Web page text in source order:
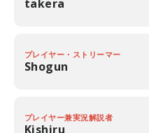
takera
プレイヤー・ストリーマー
Shogun
プレイヤー兼実況解説者
Kishiru